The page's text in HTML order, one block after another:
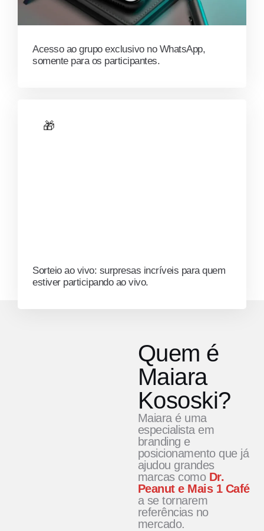
Acesso ao grupo exclusivo no WhatsApp,
somente para os participantes.
🎁
Sorteio ao vivo: surpresas incríveis para quem
estiver participando ao vivo.
Quem é
Maiara
Kososki?
Maiara é uma
especialista em
branding e
posicionamento que já
ajudou grandes
marcas como Dr.
Peanut e Mais 1 Café
a se tornarem
referências no
mercado.